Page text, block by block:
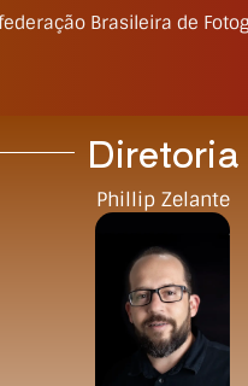
Brasileira de
Diretoria
Phillip Zelante